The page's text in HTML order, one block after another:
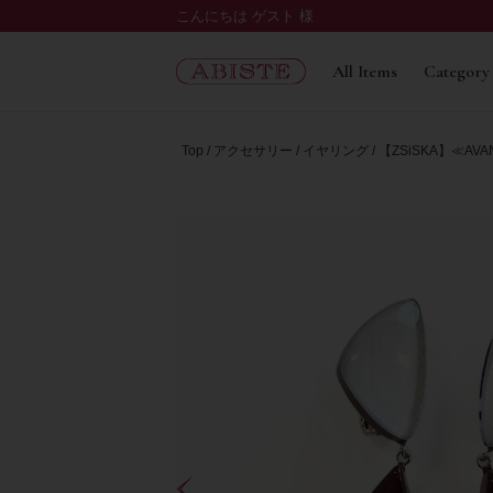
こんにちは ゲスト 様
All Items Category
Top アクセサリー イヤリング 【ZSiSKA】